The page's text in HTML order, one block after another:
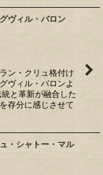
ヴィル・バロン
ン・クリュ格付け
ヴィル・バロンよ
と革新が融合した
存分に感じさせて
・シャトー・マル